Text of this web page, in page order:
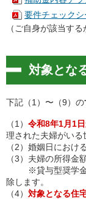
要件チェックシ
（ご自身が該当す
対象とな
下記（1）〜（9）の
（1） 令和8年1月1
理された夫婦がいる
（2）婚姻日におけ
（3）夫婦の所得金
※貸与型奨学金を
除します。
（4） 対象となる住